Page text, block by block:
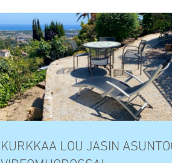
KURKKAA LOU JASIN